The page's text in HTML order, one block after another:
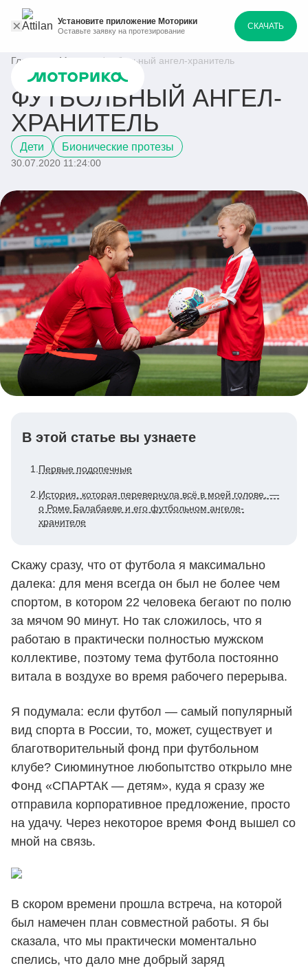
Установите приложение Моторики
Оставьте заявку на протезирование СКАЧАТЬ
Главная Медиа Футбольный ангел-хранитель
ФУТБОЛЬНЫЙ АНГЕЛ-
ХРАНИТЕЛЬ
Дети Бионические протезы
30.07.2020 11:24:00
В этой статье вы узнаете
1. Первые подопечные
2.История, которая перевернула всё в моей голове, ―
о Роме Балабаеве и его футбольном ангеле-
хранителе
Скажу сразу, что от футбола я максимально
далека: для меня всегда он был не более чем
спортом, в котором 22 человека бегают по полю
за мячом 90 минут. Но так сложилось, что я
работаю в практически полностью мужском
коллективе, поэтому тема футбола постоянно
витала в воздухе во время рабочего перерыва.
Я подумала: если футбол — самый популярный
вид спорта в России, то, может, существует и
благотворительный фонд при футбольном
клубе? Сиюминутное любопытство открыло мне
Фонд «СПАРТАК — детям», куда я сразу же
отправила корпоративное предложение, просто
на удачу. Через некоторое время Фонд вышел со
мной на связь.
В скором времени прошла встреча, на которой
был намечен план совместной работы. Я бы
сказала, что мы практически моментально
спелись, что дало мне добрый заряд